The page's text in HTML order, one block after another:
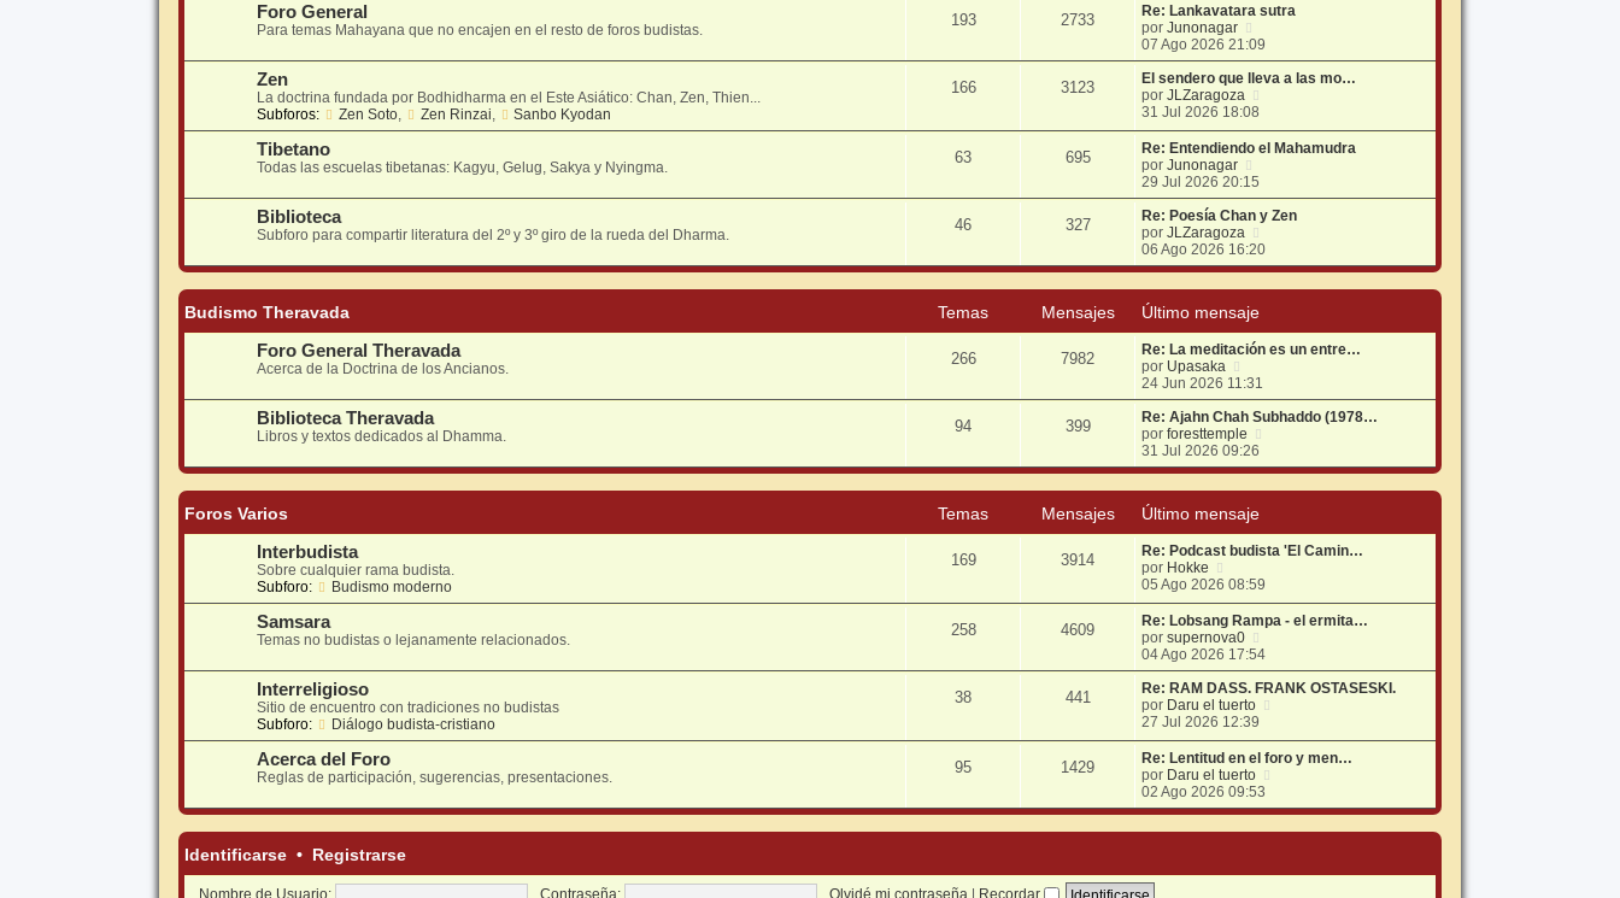
Foro General
Para temas Mahayana que no encajen en el resto de foros budistas.
193 2733
Re: Lankavatara sutra
porJunonagar
e
r
ú
l
t
i
m
m
e
n
s
a
j
07 Ago 2026 21:09
Zen
La doctrina fundada por Bodhidharma en el Este Asiático: Chan, Zen, Thien...
Subforos:
Zen Soto, Zen Rinzai, Sanbo Kyodan
166 3123
El sendero que lleva a las mo…
porJLZaragoza
r
ú
i
m
m
e
j
e
31 Jul 2026 18:08
Tibetano
Todas las escuelas tibetanas: Kagyu, Gelug, Sakya y Nyingma.
63 695
Re: Entendiendo el Mahamudra
porJunonagar
e
r
ú
l
t
i
m
e
n
a
j
e
29 Jul 2026 20:15
Biblioteca
Subforo para compartir literatura del 2º y 3º giro de la rueda del Dharma.
46 327
Re: Poesía Chan y Zen
porJLZaragoza
e
r
i
m
e
n
j
06 Ago 2026 16:20
Budismo Theravada Temas Mensajes
Último mensaje
Foro General Theravada
Acerca de la Doctrina de los Ancianos.
266 7982
Re: La meditación es un entre…
por Upasaka
e
r
ú
l
t
i
m
e
n
a
j
e
24 Jun 2026 11:31
Biblioteca Theravada
Libros y textos dedicados al Dhamma.
94 399
Re: Ajahn Chah Subhaddo (1978…
porforesttemple
r
i
m
e
n
j
e
31 Jul 2026 09:26
Foros Varios Temas Mensajes
Último mensaje
Interbudista
Sobre cualquier rama budista.
Subforo:
Budismo moderno
169 3914
Re: Podcast budista 'El Camin…
por Hokke
e
r
ú
l
t
i
m
o
m
n
s
a
e
05 Ago 2026 08:59
Samsara
Temas no budistas o lejanamente relacionados.
258 4609
Re: Lobsang Rampa - el ermita…
porsupernova0
e
r
ú
l
i
m
o
m
e
j
04 Ago 2026 17:54
Interreligioso
Sitio de encuentro con tradiciones no budistas
Subforo:
Diálogo budista-cristiano
38 441
Re: RAM DASS. FRANK OSTASESKI.
por Daru el tuerto
r
ú
i
e
27 Jul 2026 12:39
Acerca del Foro
Reglas de participación, sugerencias, presentaciones.
95 1429
Re: Lentitud en el foro y men…
por Daru el tuerto
r
i
02 Ago 2026 09:53
Identificarse• Registrarse
Nombre de Usuario: Contraseña: Olvidé mi contraseña Recordar